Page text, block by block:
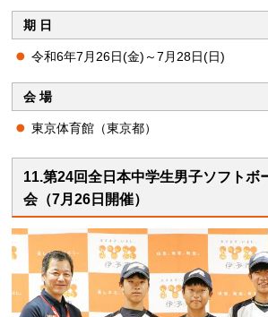
期 日
令和6年7月26日(金)～7月28日(日)
会 場
東京体育館（東京都）
11.第24回全日本中学生男子ソフトボ
会（7月26日開催）